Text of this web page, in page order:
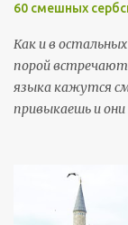
е
н
т
а
р
60 смешных
Как и в
порой
языка кажутся
привыкаешь и
примеры,
жизни. Так как